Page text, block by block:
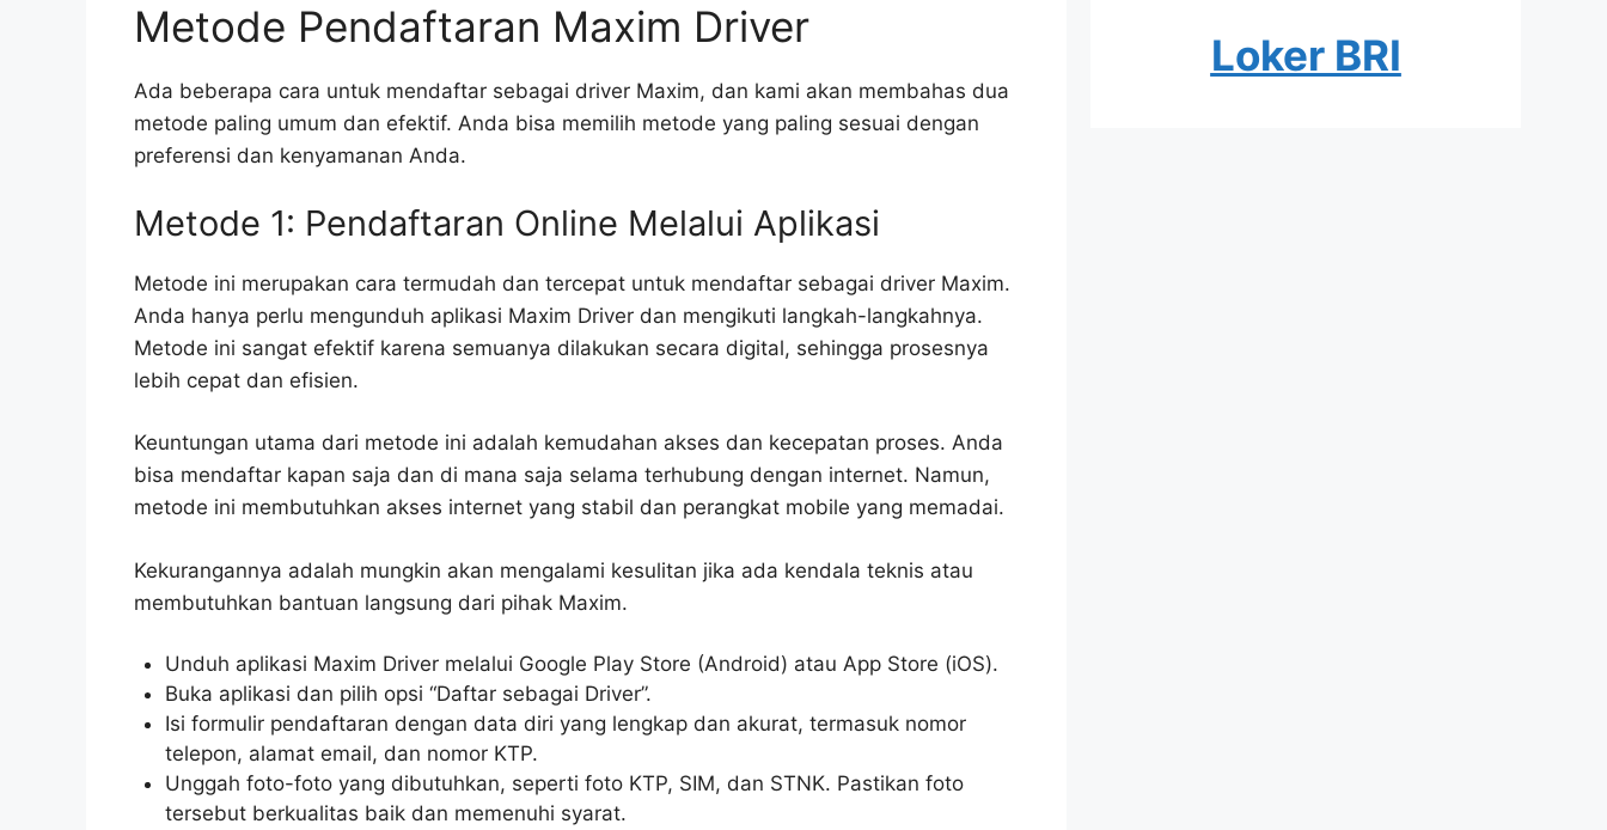
Metode Pendaftaran Maxim Driver
Ada beberapa cara untuk mendaftar sebagai driver Maxim, dan kami akan membahas dua
metode paling umum dan efektif. Anda bisa memilih metode yang paling sesuai dengan
preferensi dan kenyamanan Anda.
Metode 1: Pendaftaran Online Melalui Aplikasi
Metode ini merupakan cara termudah dan tercepat untuk mendaftar sebagai driver Maxim.
Anda hanya perlu mengunduh aplikasi Maxim Driver dan mengikuti langkah-langkahnya.
Metode ini sangat efektif karena semuanya dilakukan secara digital, sehingga prosesnya
lebih cepat dan efisien.
Keuntungan utama dari metode ini adalah kemudahan akses dan kecepatan proses. Anda
bisa mendaftar kapan saja dan di mana saja selama terhubung dengan internet. Namun,
metode ini membutuhkan akses internet yang stabil dan perangkat mobile yang memadai.
Kekurangannya adalah mungkin akan mengalami kesulitan jika ada kendala teknis atau
membutuhkan bantuan langsung dari pihak Maxim.
Unduh aplikasi Maxim Driver melalui Google Play Store (Android) atau App Store (iOS).
Buka aplikasi dan pilih opsi “Daftar sebagai Driver”.
Isi formulir pendaftaran dengan data diri yang lengkap dan akurat, termasuk nomor
telepon, alamat email, dan nomor KTP.
Unggah foto-foto yang dibutuhkan, seperti foto KTP, SIM, dan STNK. Pastikan foto
tersebut berkualitas baik dan memenuhi syarat.
Loker BRI